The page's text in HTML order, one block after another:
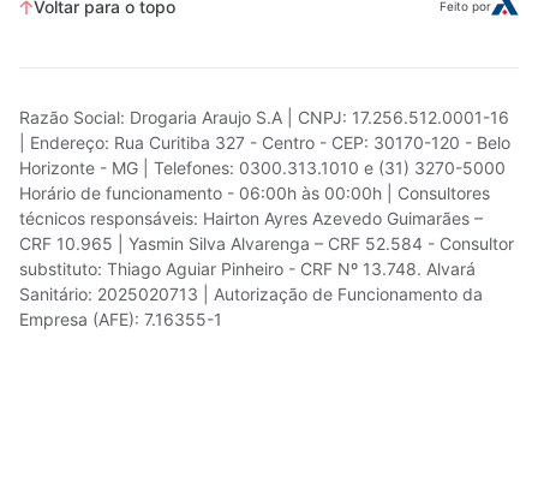
Voltar para o topo Feito por
Razão Social: Drogaria Araujo S.A | CNPJ: 17.256.512.0001-16
| Endereço: Rua Curitiba 327 - Centro - CEP: 30170-120 - Belo
Horizonte - MG | Telefones: 0300.313.1010 e (31) 3270-5000
Horário de funcionamento - 06:00h às 00:00h | Consultores
técnicos responsáveis: Hairton Ayres Azevedo Guimarães –
CRF 10.965 | Yasmin Silva Alvarenga – CRF 52.584 - Consultor
substituto: Thiago Aguiar Pinheiro - CRF Nº 13.748. Alvará
Sanitário: 2025020713 | Autorização de Funcionamento da
Empresa (AFE): 7.16355-1